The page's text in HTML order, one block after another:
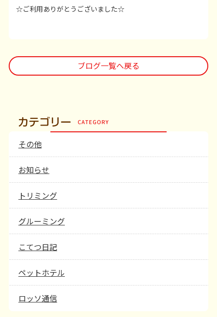
☆ご利用ありがとうございました☆
ブログ一覧へ戻る
その他
お知らせ
トリミング
グルーミング
こてつ日記
ペットホテル
ロッソ通信